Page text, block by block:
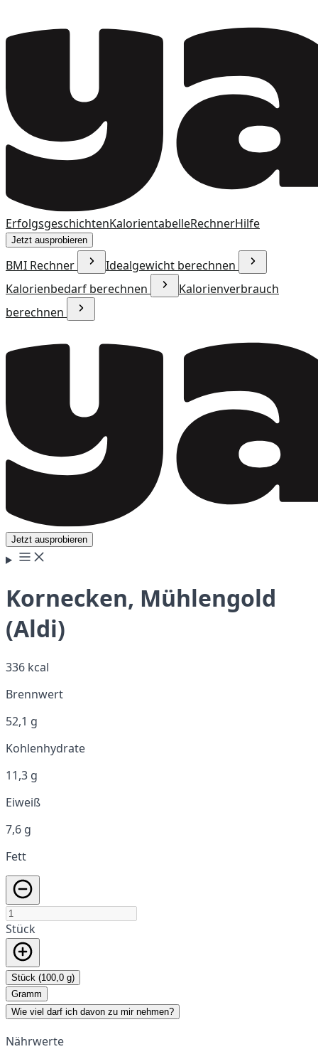
ErfolgsgeschichtenKalorientabelleRechnerHilfe
Jetzt ausprobieren
BMI Rechner
Idealgewicht berechnen
Kalorienbedarf berechnen
Kalorienverbrauch
berechnen
Jetzt ausprobieren
Kornecken, Mühlengold
(Aldi)
336 kcal
Brennwert
52,1 g
Kohlenhydrate
11,3 g
Eiweiß
7,6 g
Fett
Stück
Stück (100,0 g)
Gramm
Wie viel darf ich davon zu mir nehmen?
Nährwerte